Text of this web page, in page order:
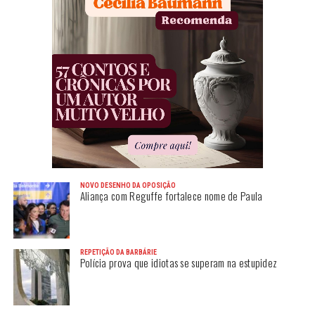
NOVO DESENHO DA OPOSIÇÃO
Aliança com Reguffe fortalece nome de Paula
REPETIÇÃO DA BARBÁRIE
Polícia prova que idiotas se superam na estupidez